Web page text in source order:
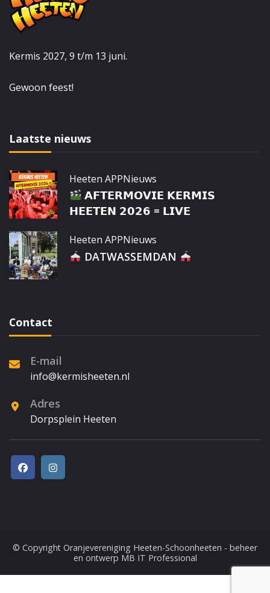
Kermis 2027, 9 t/m 13 juni.
Gewoon feest!
Laatste nieuws
Heeten APPNieuws
𝗔𝗙𝗧𝗘𝗥𝗠𝗢𝗩𝗜𝗘 𝗞𝗘𝗥𝗠𝗜𝗦
𝗛𝗘𝗘𝗧𝗘𝗡 𝟮𝟬𝟮𝟲 = 𝗟𝗜𝗩𝗘
Heeten APPNieuws
DATWASSEMDAN
Contact
E-mail
info@kermisheeten.nl
Adres
Dorpsplein Heeten
© Copyright Oranjevereniging Heeten-Schoonheeten - beheer
en ontwerp MB IT Professional